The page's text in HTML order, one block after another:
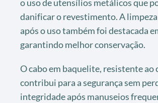
o uso de utensílios metálicos que
danificar o revestimento. A
após o uso também foi destacada
garantindo melhor conservação.
O cabo em baquelite, resistente ao
contribui para a segurança sem
integridade após manuseios